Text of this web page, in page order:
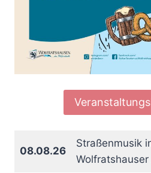
08.08.26
Straßenmusik